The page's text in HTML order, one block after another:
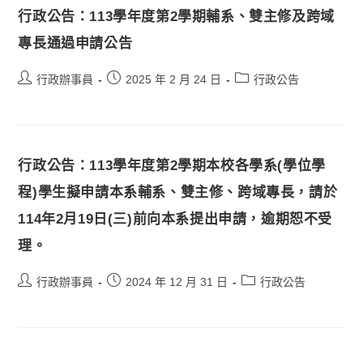
行政公告：113學年度第2學期輔系、雙主修及跨域
專長通過申請公告
行政辦事員 2025 年 2 月 24 日 行政公告
行政公告：113學年度第2學期本校各學系(學位學
程)學生擬申請本系輔系、雙主修、跨域專長，請於
114年2月19日(三)前向本系提出申請，逾期恕不受
理。
行政辦事員 2024 年 12 月 31 日 行政公告